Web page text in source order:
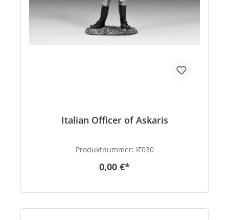
Italian Officer of Askaris
Produktnummer: IF030
0,00 €*